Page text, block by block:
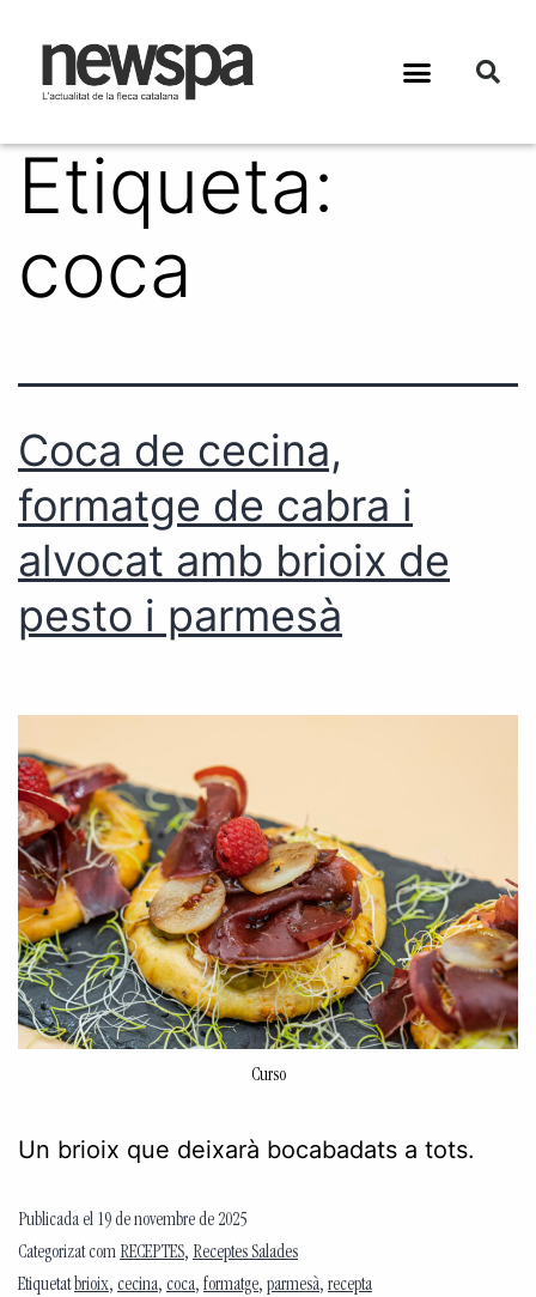
Etiqueta:
coca
Coca de cecina,
formatge de cabra i
alvocat amb brioix de
pesto i parmesà
Curso
Un brioix que deixarà bocabadats a tots.
Publicada el 19 de novembre de 2025
Categorizat com RECEPTES, Receptes Salades
Etiquetatbrioix, cecina, coca, formatge, parmesà, recepta